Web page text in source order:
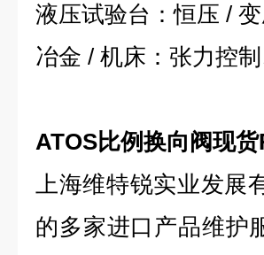
液压试验台：恒压 /
冶金 / 机床：张力控
ATOS比例换向阀现
上海维特锐实业发展
的多家进口产品维护